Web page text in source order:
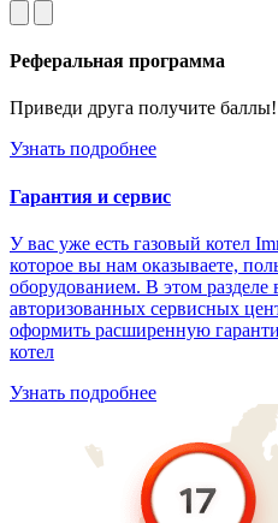
Реферальная программа
Приведи друга получите баллы!
Узнать подробнее
Гарантия и сервис
У вас уже есть газовый котел
которое вы нам оказываете,
оборудованием. В этом разделе
авторизованных сервисных
оформить расширенную
котел
Узнать подробнее